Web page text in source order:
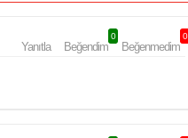
Yanıtla Beğendim
0
Beğenmedim
0